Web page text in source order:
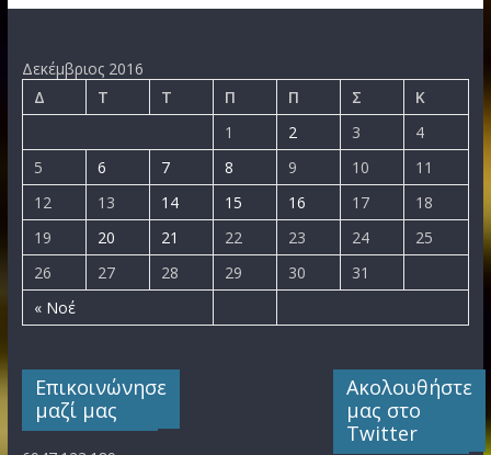
Δεκέμβριος 2016
Δ
Τ Τ Π Π Σ Κ
« Νοέ
1 2 3
4
5
6 7 8 9 10
11
12
13 14 15 16 17
18
19
20 21 22 23 24
25
26
27 28 29 30 31
Επικοινώνησε
μαζί μας
Ακολουθήστε
μας στο
Twitter